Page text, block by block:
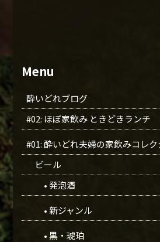
Menu
酔いどれブログ
#02: ほぼ家飲み ときどきランチ
#01: 酔いどれ夫婦の家飲みコレ
ビール
• 発泡酒
• 新ジャンル
• 黒・琥珀